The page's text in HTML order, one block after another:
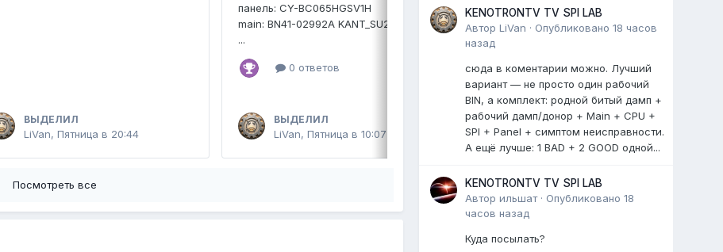
ВЫДЕЛИЛ
LiVan,Пятница в 20:44
панель: CY-BC065HGSV1H
main: BN41-02992A KANT_SU2E
...
0 ответов
ВЫДЕЛИЛ
LiVan,Пятница в 10:07
LVU550CSDX
EMMC KLMG1ETD
...
0 ответов
ВЫДЕЛИЛ
LiVan,Вторник в 15:45
Посмотреть все
KENOTRONTV TV SPI LAB
АвторLiVan · Опубликовано18 часов
назад
сюда в коментарии можно. Лучший
вариант — не просто один рабочий
BIN, а комплект: родной битый дамп +
рабочий дамп/донор + Main + CPU +
SPI + Panel + симптом неисправности.
А ещё лучше: 1 BAD + 2 GOOD одной...
KENOTRONTV TV SPI LAB
Авторильшат· Опубликовано18
часов назад
Куда посылать?